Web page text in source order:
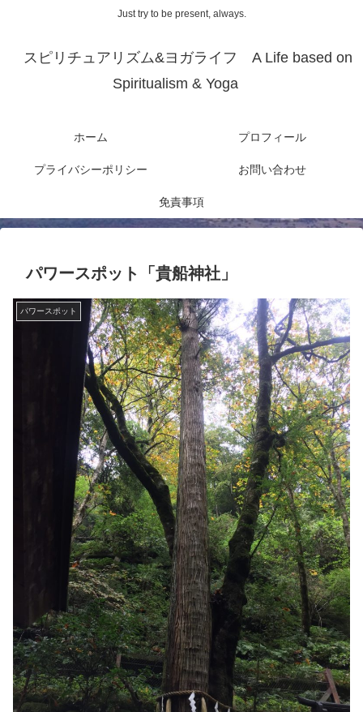
Just try to be present, always.
スピリチュアリズム&ヨガライフ A Life based on
Spiritualism & Yoga
ホーム プロフィール
プライバシーポリシー お問い合わせ
免責事項
パワースポット「貴船神社」
パワースポット